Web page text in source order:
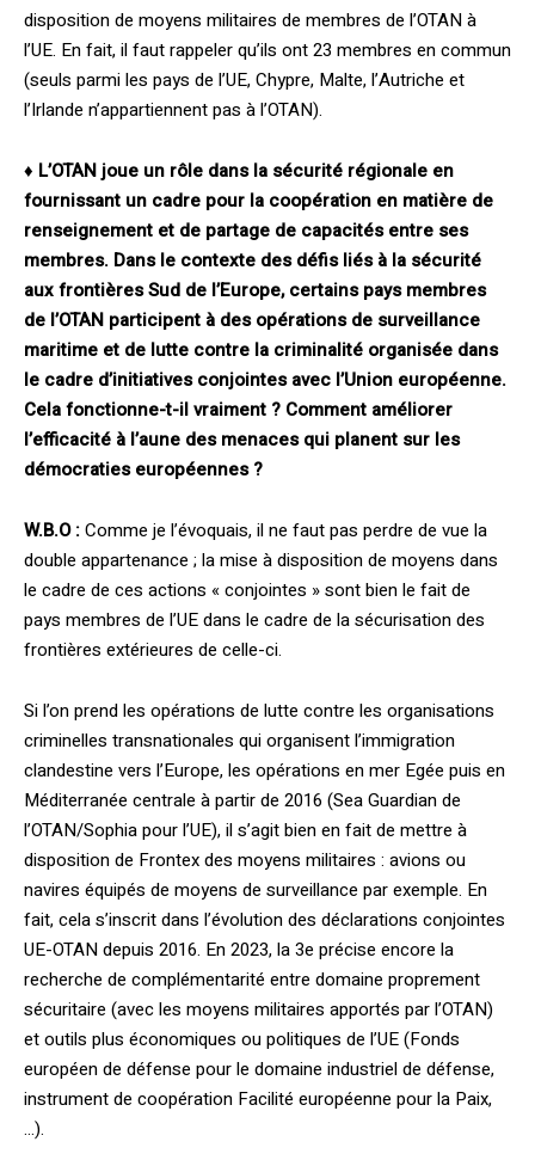
disposition de moyens militaires de membres de l’OTAN à
l’UE. En fait, il faut rappeler qu’ils ont 23 membres en commun
(seuls parmi les pays de l’UE, Chypre, Malte, l’Autriche et
l’Irlande n’appartiennent pas à l’OTAN).
♦ L’OTAN joue un rôle dans la sécurité régionale en
fournissant un cadre pour la coopération en matière de
renseignement et de partage de capacités entre ses
membres. Dans le contexte des défis liés à la sécurité
aux frontières Sud de l’Europe, certains pays membres
de l’OTAN participent à des opérations de surveillance
maritime et de lutte contre la criminalité organisée dans
le cadre d’initiatives conjointes avec l’Union européenne.
Cela fonctionne-t-il vraiment ? Comment améliorer
l’efficacité à l’aune des menaces qui planent sur les
démocraties européennes ?
W.B.O :Comme je l’évoquais, il ne faut pas perdre de vue la
double appartenance ; la mise à disposition de moyens dans
le cadre de ces actions « conjointes » sont bien le fait de
pays membres de l’UE dans le cadre de la sécurisation des
frontières extérieures de celle-ci.
Si l’on prend les opérations de lutte contre les organisations
criminelles transnationales qui organisent l’immigration
clandestine vers l’Europe, les opérations en mer Egée puis en
Méditerranée centrale à partir de 2016 (Sea Guardian de
l’OTAN/Sophia pour l’UE), il s’agit bien en fait de mettre à
disposition de Frontex des moyens militaires : avions ou
navires équipés de moyens de surveillance par exemple. En
fait, cela s’inscrit dans l’évolution des déclarations conjointes
UE-OTAN depuis 2016. En 2023, la 3e précise encore la
recherche de complémentarité entre domaine proprement
sécuritaire (avec les moyens militaires apportés par l’OTAN)
et outils plus économiques ou politiques de l’UE (Fonds
européen de défense pour le domaine industriel de défense,
instrument de coopération Facilité européenne pour la Paix,
…).